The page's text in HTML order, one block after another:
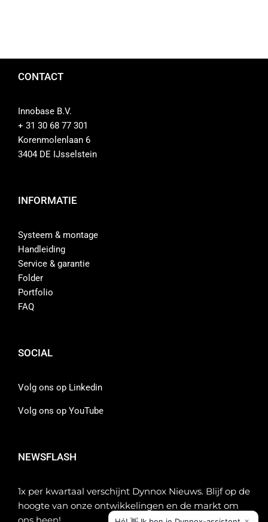
CONTACT
Innobase B.V.
+ 31 30 68 77 301
Korenmolenlaan 6
3404 DE IJsselstein
INFORMATIE
Systeem & montage
Handleiding
Service & garantie
Folder
Portfolio
FAQ
SOCIAL
Volg ons op Linkedin
Volg ons op YouTube
NEWSFLASH
1x per kwartaal verschijnt Dynnox Nieuws. Blijf op de
hoogte van onze ontwikkelingen en de markt om